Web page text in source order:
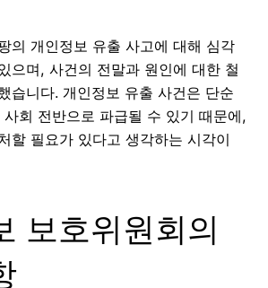
의 개인정보 유출 사고에 대해 심각
으며, 사건의 전말과 원인에 대한 철
습니다. 개인정보 유출 사건은 단순
회 전반으로 파급될 수 있기 때문에,
할 필요가 있다고 생각하는 시각이
보호위원회의